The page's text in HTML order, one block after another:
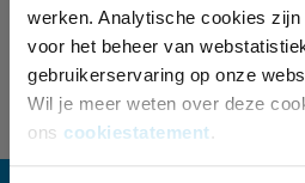
werken. Analytische cookies
voor het beheer van
gebruikerservaring op onze
Wil je meer weten over deze
ons cookiestatement.
Deel dit artikel